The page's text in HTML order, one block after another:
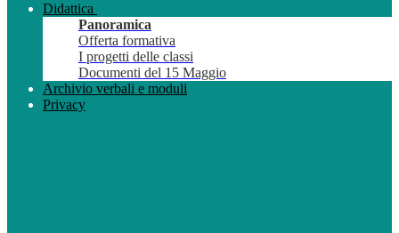
Didattica
Panoramica
Offerta formativa
I progetti delle classi
Documenti del 15 Maggio
Archivio verbali e moduli
Privacy